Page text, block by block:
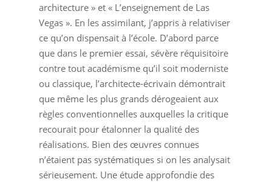
architecture » et « L’enseignement de Las
Vegas ». En les assimilant, j’appris à relativiser
ce qu’on dispensait à l’école. D’abord parce
que dans le premier essai, sévère réquisitoire
contre tout académisme qu’il soit moderniste
ou classique, l’architecte-écrivain démontrait
que même les plus grands dérogeaient aux
règles conventionnelles auxquelles la critique
recourait pour étalonner la qualité des
réalisations. Bien des œuvres connues
n’étaient pas systématiques si on les analysait
sérieusement. Une étude approfondie des